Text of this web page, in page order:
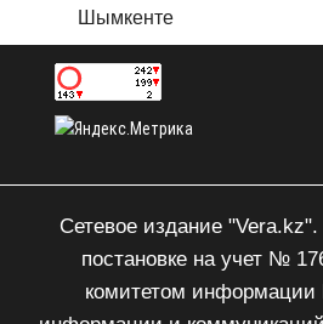
Шымкенте
Сетевое издание
постановке на учет №
комитетом информации